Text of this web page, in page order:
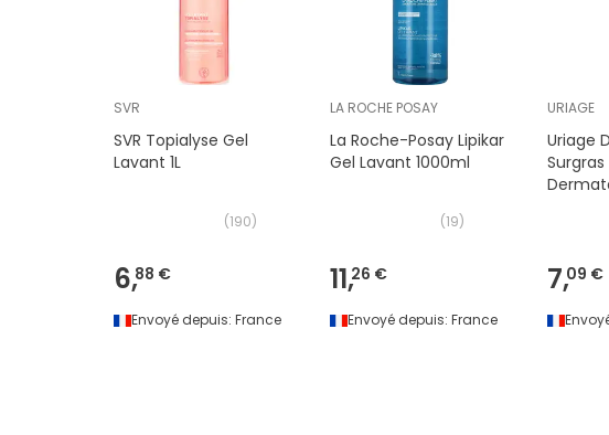
SVR
SVR Topialyse Gel
Lavant 1L
(190)
6,88 €
Envoyé depuis: France
LA ROCHE POSAY
La Roche-Posay Lipikar
Gel Lavant 1000ml
(19)
11,26 €
Envoyé depuis: France
URIAGE
Uriage
Surgras
7,09 €